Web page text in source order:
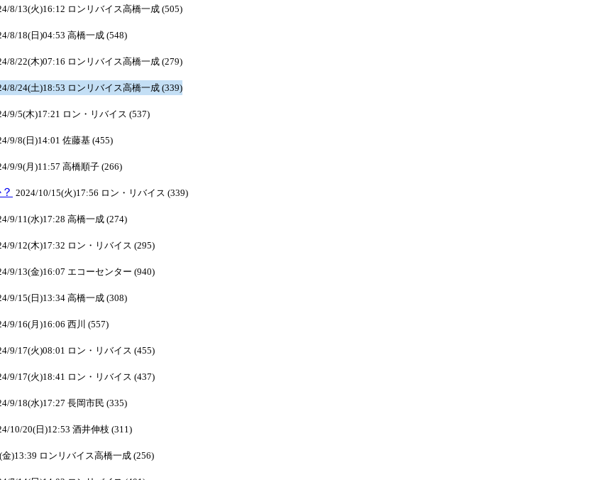
8/13(火)16:12 ロンリバイス高橋一成 (505)
8/18(日)04:53 高橋一成 (548)
8/22(木)07:16 ロンリバイス高橋一成 (279)
8/24(土)18:53 ロンリバイス高橋一成 (339)
9/5(木)17:21 ロン・リバイス (537)
9/8(日)14:01 佐藤基 (455)
9/9(月)11:57 高橋順子 (266)
2024/10/15(火)17:56 ロン・リバイス (339)
9/11(水)17:28 高橋一成 (274)
9/12(木)17:32 ロン・リバイス (295)
9/13(金)16:07 エコーセンター (940)
9/15(日)13:34 高橋一成 (308)
9/16(月)16:06 西川 (557)
9/17(火)08:01 ロン・リバイス (455)
9/17(火)18:41 ロン・リバイス (437)
9/18(水)17:27 長岡市民 (335)
10/20(日)12:53 酒井伸枝 (311)
)13:39 ロンリバイス高橋一成 (256)